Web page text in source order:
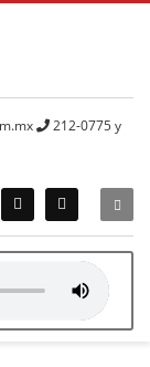
212-0775 y